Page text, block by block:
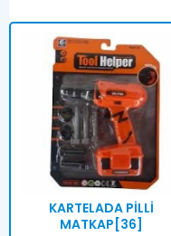
KARTELADA PİLLİ
MATKAP[36]